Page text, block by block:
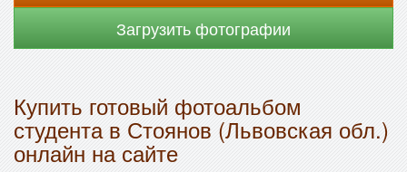
Загрузить фотографии
Купить готовый фотоальбом
студента в Стоянов (Львовская обл.)
онлайн на сайте